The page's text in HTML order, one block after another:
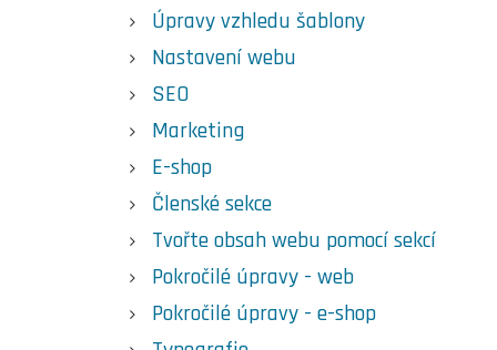
Úpravy vzhledu šablony
Nastavení webu
SEO
Marketing
E-shop
Členské sekce
Tvořte obsah webu pomocí sekcí
Pokročilé úpravy - web
Pokročilé úpravy - e-shop